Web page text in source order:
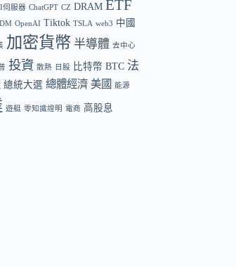
伺服器 ChatGPT CZ DRAM ETF
OpenAI Tiktok TSLA web3 中國
加密貨幣 半導體 去中心
投資 散熱 日股 比特幣 BTC 法
總統大選 總體經濟 美國 能源
遊艇 零知識證明 電商 高股息